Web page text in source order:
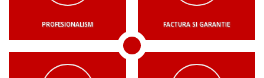
PROFESIONALISM FACTURA SI GARANTIE